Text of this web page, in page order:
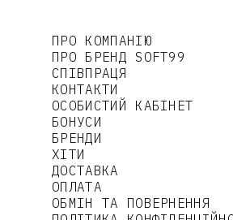
ПРО КОМПАНІЮ
ПРО БРЕНД SOFT99
СПІВПРАЦЯ
КОНТАКТИ
ОСОБИСТИЙ КАБІНЕТ
БОНУСИ
БРЕНДИ
ХІТИ
ДОСТАВКА
ОПЛАТА
ОБМІН ТА ПОВЕРНЕННЯ